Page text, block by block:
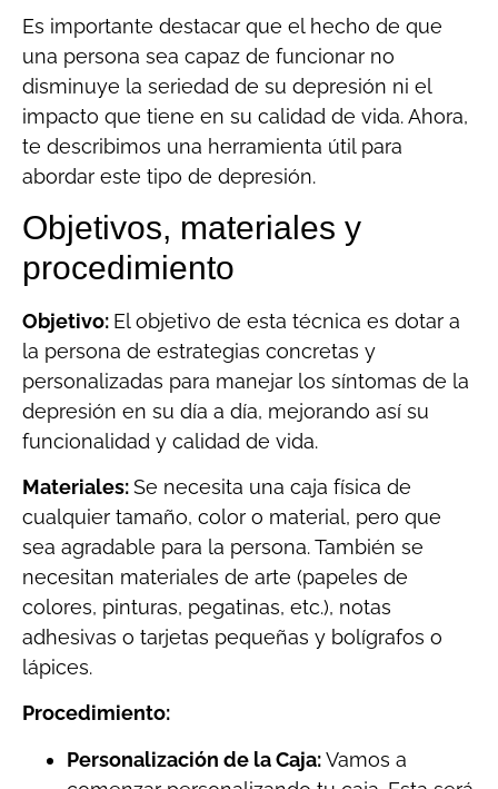
Es importante destacar que el hecho de que
una persona sea capaz de funcionar no
disminuye la seriedad de su depresión ni el
impacto que tiene en su calidad de vida. Ahora,
te describimos una herramienta útil para
abordar este tipo de depresión.
Objetivos, materiales y
procedimiento
Objetivo: El objetivo de esta técnica es dotar a
la persona de estrategias concretas y
personalizadas para manejar los síntomas de la
depresión en su día a día, mejorando así su
funcionalidad y calidad de vida.
Materiales:Se necesita una caja física de
cualquier tamaño, color o material, pero que
sea agradable para la persona. También se
necesitan materiales de arte (papeles de
colores, pinturas, pegatinas, etc.), notas
adhesivas o tarjetas pequeñas y bolígrafos o
lápices.
Procedimiento:
Personalización de la Caja:Vamos a